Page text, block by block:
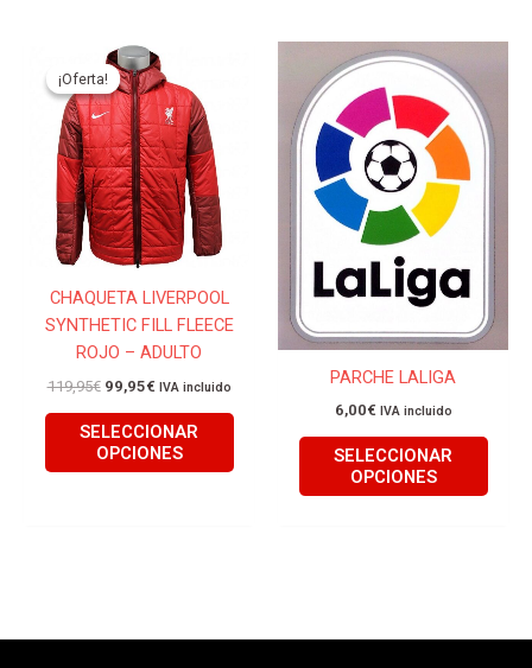
¡Oferta!
¡Oferta!
CHAQUETA LIVERPOOL
SYNTHETIC FILL FLEECE
ROJO – ADULTO
119,95€
El
precio
original
era:
119,95€.
99,95€
El
precio
actual
es:
99,95€.
IVA incluido
SELECCIONAR
OPCIONES
múltiples
en
producto
PARCHE LALIGA
6,00€ IVA incluido
SELECCIONAR
OPCIONES
tiene
se
elegir
en
la